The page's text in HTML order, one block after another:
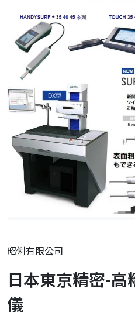
昭俐有限公司
日本東京精密-高
儀